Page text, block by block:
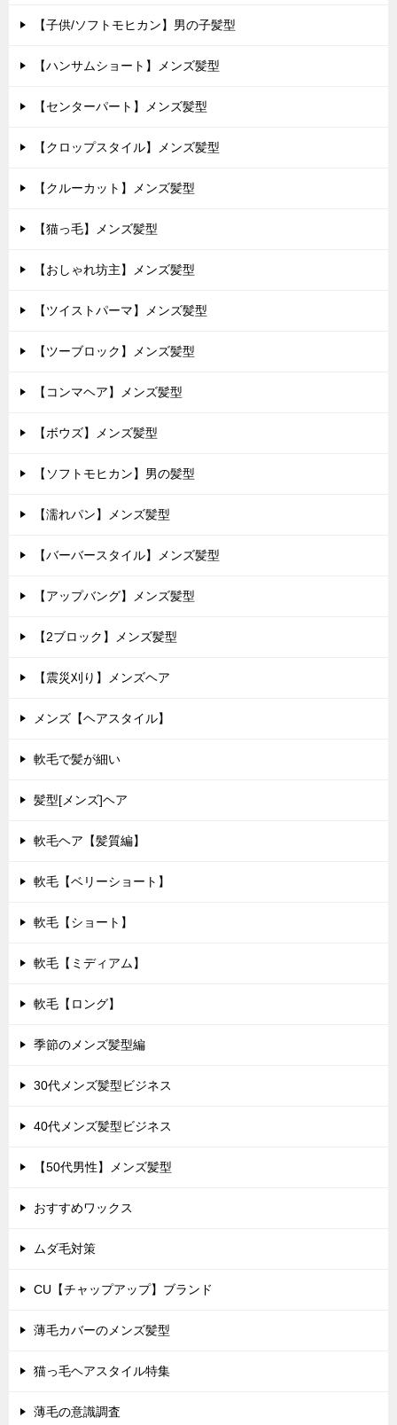
【子供/ソフトモヒカン】男の子髪型
【ハンサムショート】メンズ髪型
【センターパート】メンズ髪型
【クロップスタイル】メンズ髪型
【クルーカット】メンズ髪型
【猫っ毛】メンズ髪型
【おしゃれ坊主】メンズ髪型
【ツイストパーマ】メンズ髪型
【ツーブロック】メンズ髪型
【コンマヘア】メンズ髪型
【ボウズ】メンズ髪型
【ソフトモヒカン】男の髪型
【濡れパン】メンズ髪型
【バーバースタイル】メンズ髪型
【アップバング】メンズ髪型
【2ブロック】メンズ髪型
【震災刈り】メンズヘア
メンズ【ヘアスタイル】
軟毛で髪が細い
髪型[メンズ]ヘア
軟毛ヘア【髪質編】
軟毛【ベリーショート】
軟毛【ショート】
軟毛【ミディアム】
軟毛【ロング】
季節のメンズ髪型編
30代メンズ髪型ビジネス
40代メンズ髪型ビジネス
【50代男性】メンズ髪型
おすすめワックス
ムダ毛対策
CU【チャップアップ】ブランド
薄毛カバーのメンズ髪型
猫っ毛ヘアスタイル特集
薄毛の意識調査